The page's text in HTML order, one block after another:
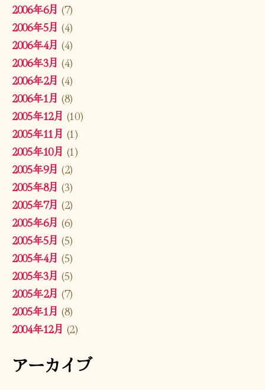
2006年6月 (7)
2006年5月 (4)
2006年4月 (4)
2006年3月 (4)
2006年2月 (4)
2006年1月 (8)
2005年12月 (10)
2005年11月 (1)
2005年10月 (1)
2005年9月 (2)
2005年8月 (3)
2005年7月 (2)
2005年6月 (6)
2005年5月 (5)
2005年4月 (5)
2005年3月 (5)
2005年2月 (7)
2005年1月 (8)
2004年12月 (2)
アーカイブ